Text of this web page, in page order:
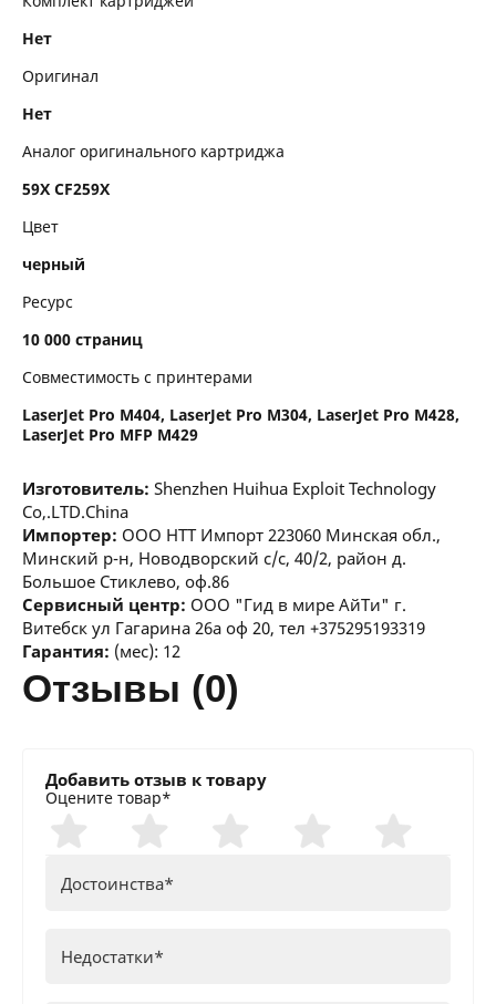
Нет
Оригинал
Нет
Аналог оригинального картриджа
59X CF259X
Цвет
черный
Ресурс
10 000 страниц
Совместимость с принтерами
LaserJet Pro M404, LaserJet Pro M304, LaserJet Pro M428,
LaserJet Pro MFP M429
Изготовитель: Shenzhen Huihua Exploit Technology
Co,.LTD.China
Импортер: ООО НТТ Импорт 223060 Минская обл.,
Минский р-н, Новодворский с/с, 40/2, район д.
Большое Стиклево, оф.86
Сервисный центр: ООО "Гид в мире АйТи" г.
Витебск ул Гагарина 26а оф 20, тел +375295193319
Гарантия: (мес): 12
отзывы (0)
Добавить отзыв к товару
Оцените товар*